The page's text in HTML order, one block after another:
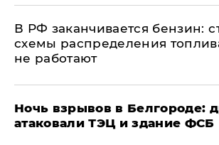
​В РФ заканчивается бензин:
схемы распределения
не работают
​Ночь взрывов в Белгороде:
атаковали ТЭЦ и здание ФСБ